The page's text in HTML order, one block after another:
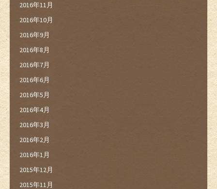
2016年11月
2016年10月
2016年9月
2016年8月
2016年7月
2016年6月
2016年5月
2016年4月
2016年3月
2016年2月
2016年1月
2015年12月
2015年11月